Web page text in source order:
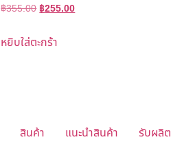
฿355.00 ฿255.00
หยิบใส่ตะกร้า
สินค้า แนะนำสินค้า รับผลิ